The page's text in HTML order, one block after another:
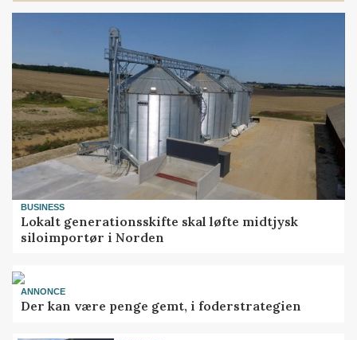
BUSINESS
Lokalt generationsskifte skal løfte midtjysk
siloimportør i Norden
ANNONCE
Der kan være penge gemt, i foderstrategien